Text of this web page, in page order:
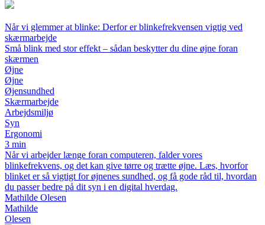
Når vi glemmer at blinke: Derfor er blinkefrekvensen vigtig ved
skærmarbejde
Små blink med stor effekt – sådan beskytter du dine øjne foran
skærmen
Øjne
Øjne
Øjensundhed
Skærmarbejde
Arbejdsmiljø
Syn
Ergonomi
3 min
Når vi arbejder længe foran computeren, falder vores
blinkefrekvens, og det kan give tørre og trætte øjne. Læs, hvorfor
blinket er så vigtigt for øjnenes sundhed, og få gode råd til, hvordan
du passer bedre på dit syn i en digital hverdag.
Mathilde Olesen
Mathilde
Olesen